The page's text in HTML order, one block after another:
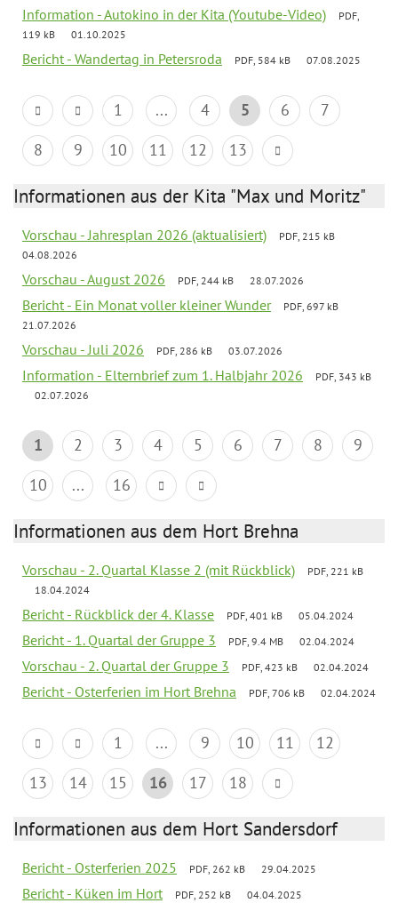
Information - Autokino in der Kita (Youtube-Video)
PDF,
119 kB
01.10.2025
Bericht - Wandertag in Petersroda PDF, 584 kB 07.08.2025
1 ... 4 5 6
7
8
9 10 11 12 13
Informationen aus der Kita "Max und Moritz"
Vorschau - Jahresplan 2026 (aktualisiert)
PDF, 215 kB
04.08.2026
Vorschau - August 2026 PDF, 244 kB 28.07.2026
Bericht - Ein Monat voller kleiner Wunder
PDF, 697 kB
21.07.2026
Vorschau - Juli 2026 PDF, 286 kB 03.07.2026
Information - Elternbrief zum 1. Halbjahr 2026
PDF, 343 kB
02.07.2026
1 2 3 4 5 6 7 8
9
10
... 16
Informationen aus dem Hort Brehna
Vorschau - 2. Quartal Klasse 2 (mit Rückblick)
PDF, 221 kB
18.04.2024
Bericht - Rückblick der 4. Klasse PDF, 401 kB 05.04.2024
Bericht - 1. Quartal der Gruppe 3 PDF, 9.4 MB 02.04.2024
Vorschau - 2. Quartal der Gruppe 3 PDF, 423 kB 02.04.2024
Bericht - Osterferien im Hort Brehna PDF, 706 kB 02.04.2024
1 ... 9 10 11
12
13
14 15 16 17 18
Informationen aus dem Hort Sandersdorf
Bericht - Osterferien 2025 PDF, 262 kB 29.04.2025
Bericht - Küken im Hort PDF, 252 kB 04.04.2025